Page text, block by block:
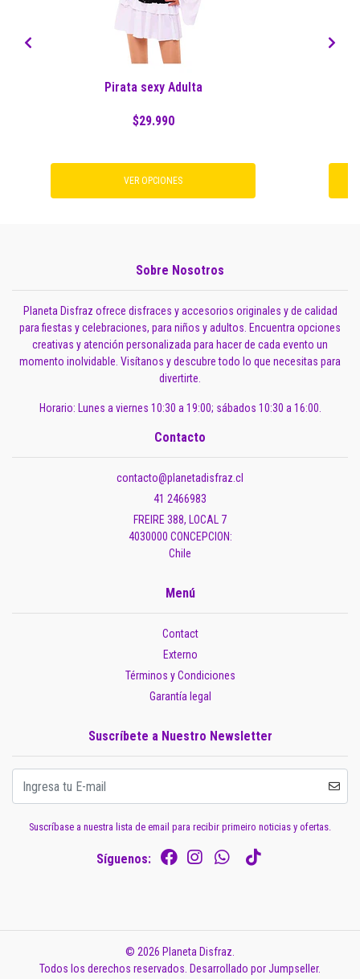
Pirata sexy Adulta
$29.990
VER OPCIONES
Sobre Nosotros
Planeta Disfraz ofrece disfraces y accesorios originales y de calidad
para fiestas y celebraciones, para niños y adultos. Encuentra opciones
creativas y atención personalizada para hacer de cada evento un
momento inolvidable. Visítanos y descubre todo lo que necesitas para
divertirte.
Horario: Lunes a viernes 10:30 a 19:00; sábados 10:30 a 16:00.
Contacto
contacto@planetadisfraz.cl
41 2466983
FREIRE 388, LOCAL 7
4030000 CONCEPCION:
Chile
Menú
Contact
Externo
Términos y Condiciones
Garantía legal
Suscríbete a Nuestro Newsletter
Suscríbase a nuestra lista de email para recibir primeiro noticias y ofertas.
Síguenos:
© 2026 Planeta Disfraz.
Todos los derechos reservados. Desarrollado por Jumpseller.